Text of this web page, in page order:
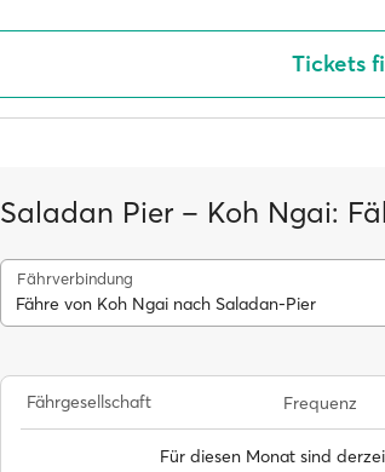
Tickets
Saladan Pier – Koh Ngai:
Fährverbindung
Fähre von Koh Ngai nach Saladan-Pier
Fährgesellschaft Frequenz
Für diesen Monat sind